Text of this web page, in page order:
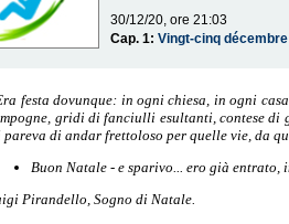
30/12/20, ore 21:03
Cap. 1:Vingt-cinq décembre
festa dovunque: in ogni chiesa, in ogni
gridi di fanciulli esultanti, contese
pareva di andar frettoloso per quelle vie, da
Buon Natale - e sparivo... ero già entrato,
Pirandello, Sogno di Natale.